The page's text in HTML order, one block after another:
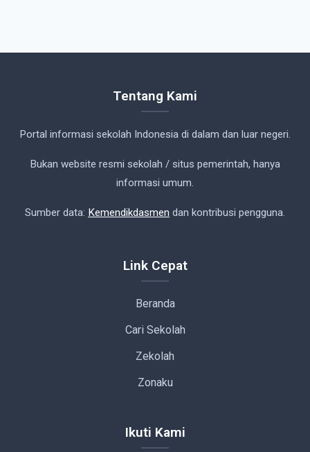
Tentang Kami
Portal informasi sekolah Indonesia di dalam dan luar negeri.
Bukan website resmi sekolah / situs pemerintah, hanya
informasi umum.
Sumber data: Kemendikdasmen dan kontribusi pengguna.
Link Cepat
Beranda
Cari Sekolah
Zekolah
Zonaku
Ikuti Kami